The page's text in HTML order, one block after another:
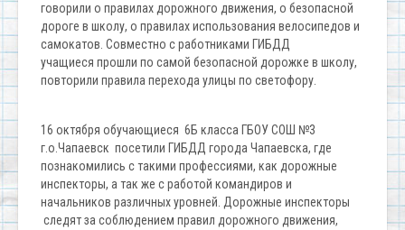
говорили о правилах дорожного движения, о безопасной
дороге в школу, о правилах использования велосипедов и
самокатов. Совместно с работниками ГИБДД
учащиеся прошли по самой безопасной дорожке в школу,
повторили правила перехода улицы по светофору.
16 октября обучающиеся 6Б класса ГБОУ СОШ №3
г.о.Чапаевск посетили ГИБДД города Чапаевска, где
познакомились с такими профессиями, как дорожные
инспекторы, а так же с работой командиров и
начальников различных уровней. Дорожные инспекторы
следят за соблюдением правил дорожного движения,